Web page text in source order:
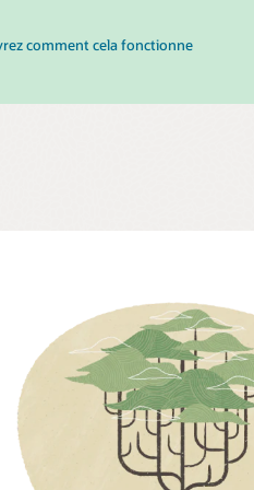
comment cela fonctionne